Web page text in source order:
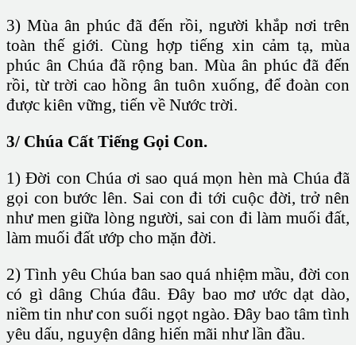
3) Mùa ân phúc đã đến rồi, người khắp nơi trên
toàn thế giới. Cùng hợp tiếng xin cảm tạ, mùa
phúc ân Chúa đã rộng ban. Mùa ân phúc đã đến
rồi, từ trời cao hồng ân tuôn xuống, để đoàn con
được kiên vững, tiến về Nước trời.
3/ Chúa Cất Tiếng Gọi Con.
1) Đời con Chúa ơi sao quá mọn hèn mà Chúa đã
gọi con bước lên. Sai con đi tới cuộc đời, trở nên
như men giữa lòng người, sai con đi làm muối đất,
làm muối đất ướp cho mặn đời.
2) Tình yêu Chúa ban sao quá nhiệm mầu, đời con
có gì dâng Chúa đâu. Đây bao mơ ước dạt dào,
niềm tin như con suối ngọt ngào. Đây bao tâm tình
yêu dấu, nguyện dâng hiến mãi như lần đầu.